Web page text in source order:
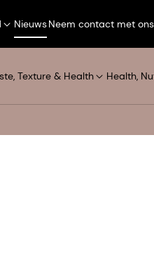
NieuwsNeem contact met
Texture & Health Health,